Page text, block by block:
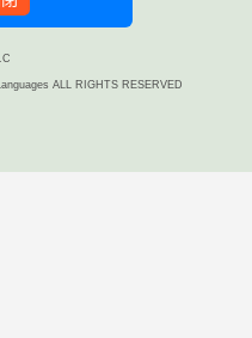
ALL RIGHTS RESERVED